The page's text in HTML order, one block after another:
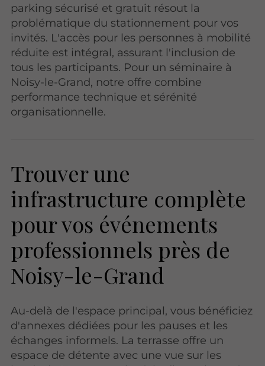
parking sécurisé et gratuit résout la
problématique du stationnement pour vos
invités. L'accès pour les personnes à mobilité
réduite est intégral, assurant l'inclusion de
tous les participants. Pour un séminaire à
Noisy-le-Grand, notre offre combine
performance technique et sérénité
organisationnelle.
Trouver une
infrastructure complète
pour vos événements
professionnels près de
Noisy-le-Grand
Au-delà de l'espace principal, vous bénéficiez
d'annexes dédiées pour les pauses et les
échanges informels. La terrasse offre un
espace de détente avec une vue sur les